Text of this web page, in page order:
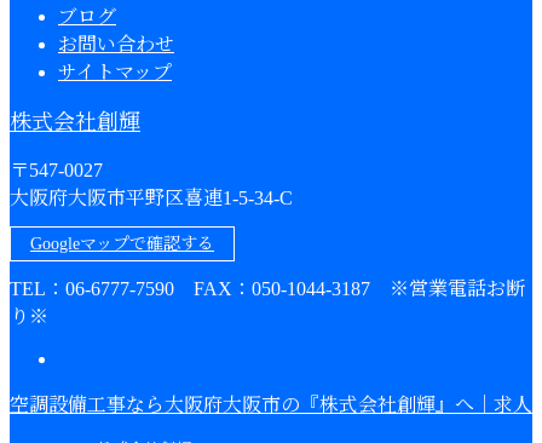
ブログ
お問い合わせ
サイトマップ
株式会社創輝
〒547-0027
大阪府大阪市平野区喜連1-5-34-C
Googleマップで確認する
TEL：06-6777-7590 FAX：050-1044-3187 ※営業電話お断
り※
空調設備工事なら大阪府大阪市の『株式会社創輝』へ｜求人